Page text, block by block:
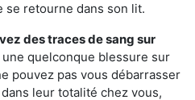
se retourne dans son lit.
des traces de sang sur
quelconque blessure sur
pouvez pas vous débarrasser
leur totalité chez vous,